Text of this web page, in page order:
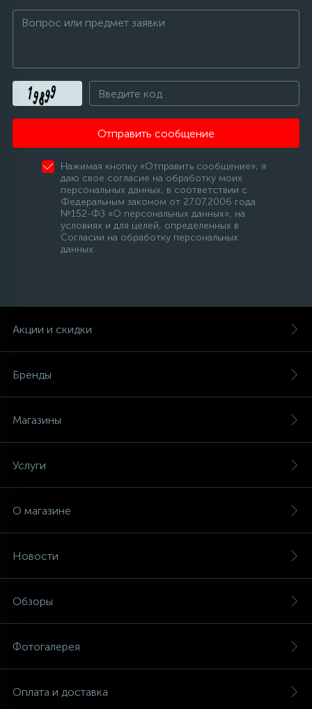
Отправить сообщение
Нажимая кнопку «Отправить сообщение», я
даю свое согласие на обработку моих
персональных данных, в соответствии с
Федеральным законом от 27.07.2006 года
№152-ФЗ «О персональных данных», на
условиях и для целей, определенных в
Согласии на обработку персональных
данных
Акции и скидки
Бренды
Магазины
Услуги
О магазине
Новости
Обзоры
Фотогалерея
Оплата и доставка